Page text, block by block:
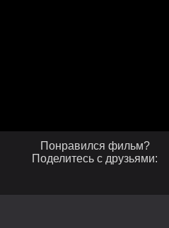
Понравился фильм?
Поделитесь с друзьями: